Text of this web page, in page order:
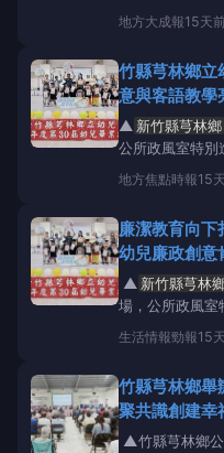
一曲《清流登》
風室提供) 【大
4樓活動中心溫
STEA
地方大成報15天
竹縣芎林鄉
意與客語教學
▲ 新竹縣芎林鄉
公所政風室特別
頒獎活動。
新
小朋友及家長
林鄉立幼兒園
地方焦點時報15
廉潔教育向
幼兒廉政創意
▲ 新竹縣芎林
場，公所政風室
作品頒獎活動。
獲獎小朋友及
竹縣芎林鄉立幼
生活情報勁報15
竹縣芎林鄉
聚共識創建幸
▲竹縣芎林鄉公